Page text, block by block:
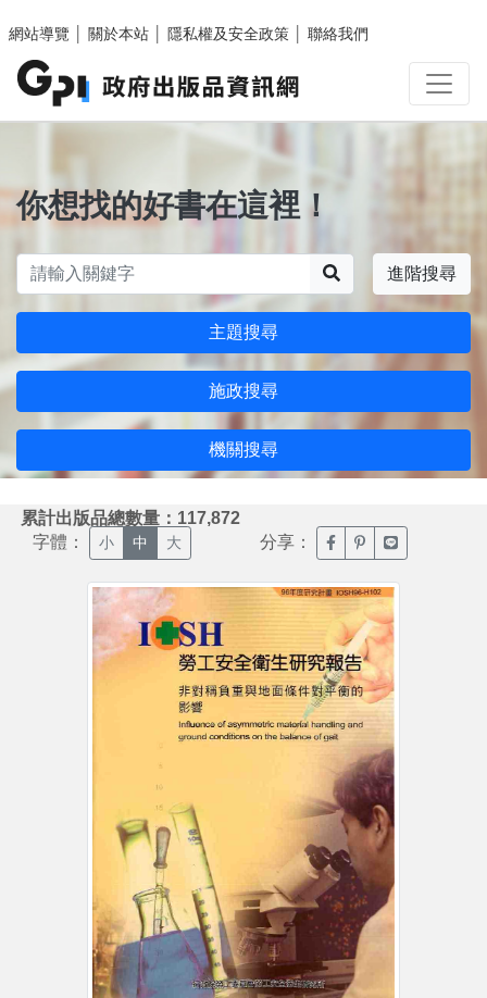
網站導覽
關於本站 隱私權及安全政策 聯絡我們
你想找的好書在這裡！
進階搜尋
主題搜尋
施政搜尋
機關搜尋
累計出版品總數量：117,872
字體： 小 中 大 分享： 臉書分享(另開新視窗)
噗浪分享(另開新
Line分享(另